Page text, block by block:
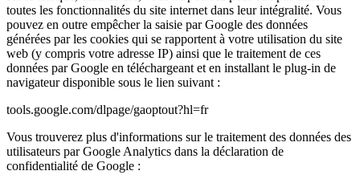
toutes les fonctionnalités du site internet dans leur intégralité. Vous
pouvez en outre empêcher la saisie par Google des données
générées par les cookies qui se rapportent à votre utilisation du site
web (y compris votre adresse IP) ainsi que le traitement de ces
données par Google en téléchargeant et en installant le plug-in de
navigateur disponible sous le lien suivant :
tools.google.com/dlpage/gaoptout?hl=fr
Vous trouverez plus d'informations sur le traitement des données des
utilisateurs par Google Analytics dans la déclaration de
confidentialité de Google :